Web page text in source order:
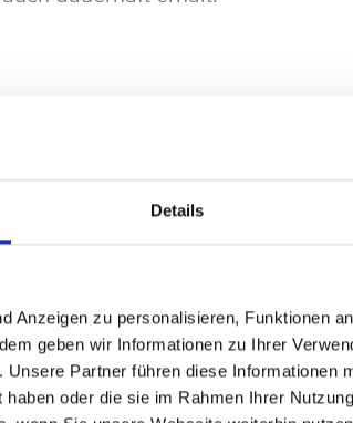
Details
Anzeigen zu personalisieren, Funktionen
geben wir Informationen zu Ihrer
Unsere Partner führen diese Informationen
oder die sie im Rahmen Ihrer
und menschlicher Kompetenz
Hierzu zählen neben
Und egal ob
Verfahren, unsere
medizinische
wie möglich verläuft, beziehen